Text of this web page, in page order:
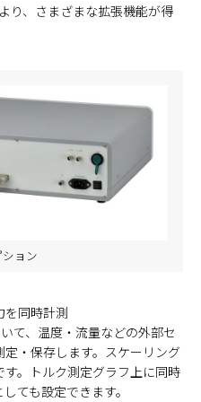
り、さまざまな拡張機能が得
ョン
を同時計測
いて、温度・流量などの外部セ
・保存します。スケーリング
。トルク測定グラフ上に同時
ても設定できます。